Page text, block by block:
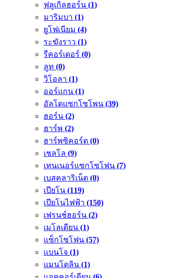
ฟลูเกิลฮอร์น (1)
มาริมบา (1)
ยูโฟเนียม (4)
ระฆังราว (1)
รีคอร์เดอร์ (0)
ลูท (0)
วิโอลา (1)
ออร์แกน (1)
อัลโตแซกโซโพน (39)
ฮอร์น (2)
ฮาร์พ (2)
ฮาร์พซิคอร์ด (0)
เชลโล (9)
เทนเนอร์แซกโซโฟน (7)
เบสคลาริเน็ต (0)
เปียโน (119)
เปียโนไฟฟ้า (150)
เฟรนช์ฮอร์น (2)
เมโลเดียน (1)
แซ็กโซโฟน (57)
แบนโจ (1)
แมนโดลิน (1)